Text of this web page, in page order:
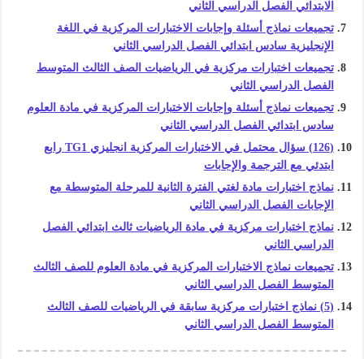
الابتدائي الفصل الدراسي الثاني
تجميعات نماذج أسئلة وإجابات الاختبارات المركزية في اللغة
الإنجليزية سادس ابتدائي الفصل الدراسي الثاني
تجميعات اختبارات مركزية في الرياضيات الصف الثالث المتوسط
الفصل الدراسي الثاني
تجميعات نماذج أسئلة وإجابات الاختبارات المركزية في مادة العلوم
سادس ابتدائي الفصل الدراسي الثاني
(126) سؤال محتمل في الاختبارات المركزية انجليزي TG1 رابع
ابتدئي مع الترجمة والإجابات
نماذج اختبارات مادة لغتي الفترة الثانية للمرحلة المتوسطة مع
الإجابات الفصل الدراسي الثاني
نماذج اختبارات مركزية في مادة الرياضيات ثالث ابتدائي الفصل
الدراسي الثاني
تجميعات نماذج الاختبارات المركزية في مادة العلوم للصف الثالث
المتوسط الفصل الدراسي الثاني
(5) نماذج اختبارات مركزية سابقة في الرياضيات للصف الثالث
المتوسط الفصل الدراسي الثاني